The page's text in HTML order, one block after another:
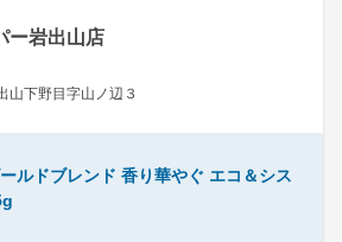
ー岩出山店
山下野目字山ノ辺３
ルドブレンド 香り華やぐ エコ＆シス